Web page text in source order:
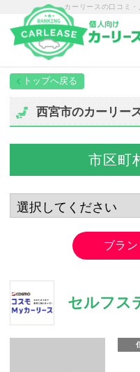
カーリースの口コミ
トップページ
エリア別ランキング
エリア別店舗一覧
カーリース体験談
西宮市のカーリー
市区町
ブラ
セルフス